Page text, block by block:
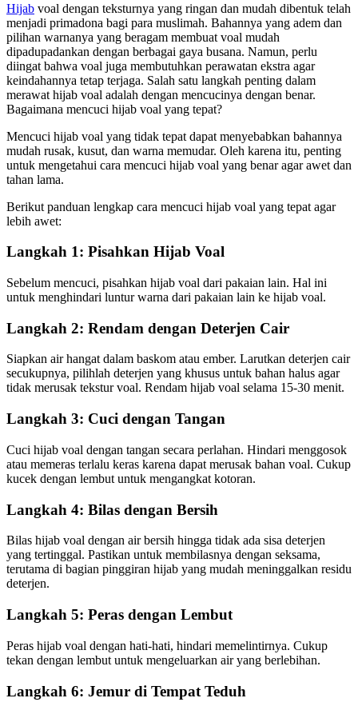
Hijab voal dengan teksturnya yang ringan dan mudah dibentuk telah
menjadi primadona bagi para muslimah. Bahannya yang adem dan
pilihan warnanya yang beragam membuat voal mudah
dipadupadankan dengan berbagai gaya busana. Namun, perlu
diingat bahwa voal juga membutuhkan perawatan ekstra agar
keindahannya tetap terjaga. Salah satu langkah penting dalam
merawat hijab voal adalah dengan mencucinya dengan benar.
Bagaimana mencuci hijab voal yang tepat?
Mencuci hijab voal yang tidak tepat dapat menyebabkan bahannya
mudah rusak, kusut, dan warna memudar. Oleh karena itu, penting
untuk mengetahui cara mencuci hijab voal yang benar agar awet dan
tahan lama.
Berikut panduan lengkap cara mencuci hijab voal yang tepat agar
lebih awet:
Langkah 1: Pisahkan Hijab Voal
Sebelum mencuci, pisahkan hijab voal dari pakaian lain. Hal ini
untuk menghindari luntur warna dari pakaian lain ke hijab voal.
Langkah 2: Rendam dengan Deterjen Cair
Siapkan air hangat dalam baskom atau ember. Larutkan deterjen cair
secukupnya, pilihlah deterjen yang khusus untuk bahan halus agar
tidak merusak tekstur voal. Rendam hijab voal selama 15-30 menit.
Langkah 3: Cuci dengan Tangan
Cuci hijab voal dengan tangan secara perlahan. Hindari menggosok
atau memeras terlalu keras karena dapat merusak bahan voal. Cukup
kucek dengan lembut untuk mengangkat kotoran.
Langkah 4: Bilas dengan Bersih
Bilas hijab voal dengan air bersih hingga tidak ada sisa deterjen
yang tertinggal. Pastikan untuk membilasnya dengan seksama,
terutama di bagian pinggiran hijab yang mudah meninggalkan residu
deterjen.
Langkah 5: Peras dengan Lembut
Peras hijab voal dengan hati-hati, hindari memelintirnya. Cukup
tekan dengan lembut untuk mengeluarkan air yang berlebihan.
Langkah 6: Jemur di Tempat Teduh